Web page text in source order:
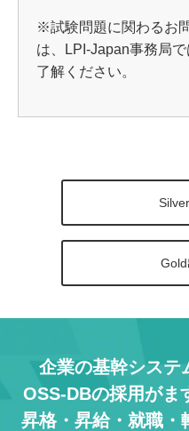
※試験問題に関わるお
は、LPI-Japan事務局
了解ください。
Gold
企業の基幹システ
OSS-DBの採用がま
昇格・昇給・就職・